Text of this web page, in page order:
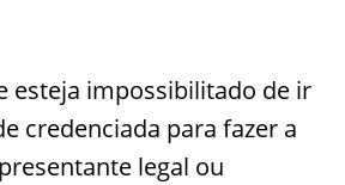
esteja impossibilitado de ir
credenciada para fazer a
legal ou